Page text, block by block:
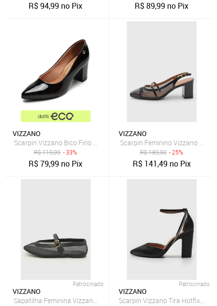
R$94,99 no Pix R$89,99 no Pix
VIZZANO
Scarpin Vizzano Bico Fino Preto
R$119,99 - 33%
R$79,99 no Pix
VIZZANO
Scarpin Feminino Vizzano
R$189,90 - 25%
R$ 141,49 no Pix
Patrocinado
VIZZANO
Sapatilha Feminina Vizzano Tela Preta
Patrocinado
VIZZANO
Scarpin Vizzano Tira Hotfix